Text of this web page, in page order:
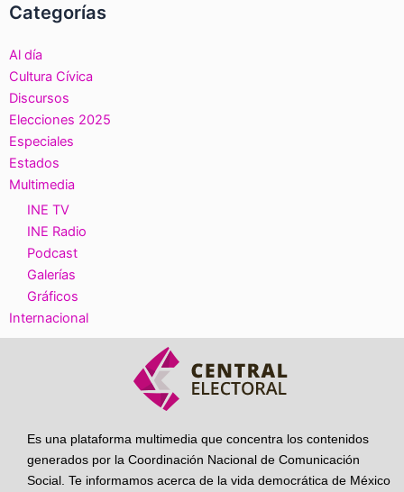
Categorías
Al día
Cultura Cívica
Discursos
Elecciones 2025
Especiales
Estados
Multimedia
INE TV
INE Radio
Podcast
Galerías
Gráficos
Internacional
Es una plataforma multimedia que concentra los contenidos
generados por la Coordinación Nacional de Comunicación
Social. Te informamos acerca de la vida democrática de México